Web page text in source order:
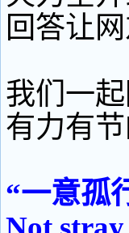
回答让
我们一
有力有节
“一意孤